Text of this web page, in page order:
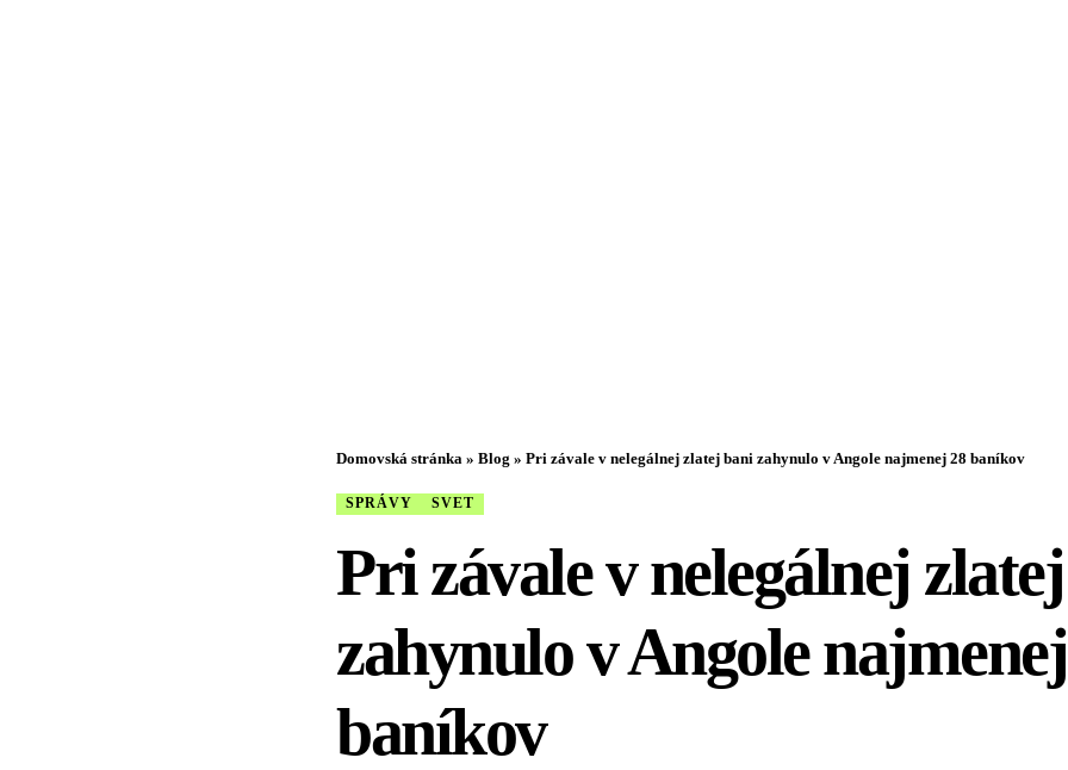
Domovská stránka » Blog » Pri závale v nelegálnej zlatej bani zahynulo v Angole najmenej 28 baníkov
SPRÁVY SVET
Pri závale v nelegálnej
zahynulo v Angole
baníkov